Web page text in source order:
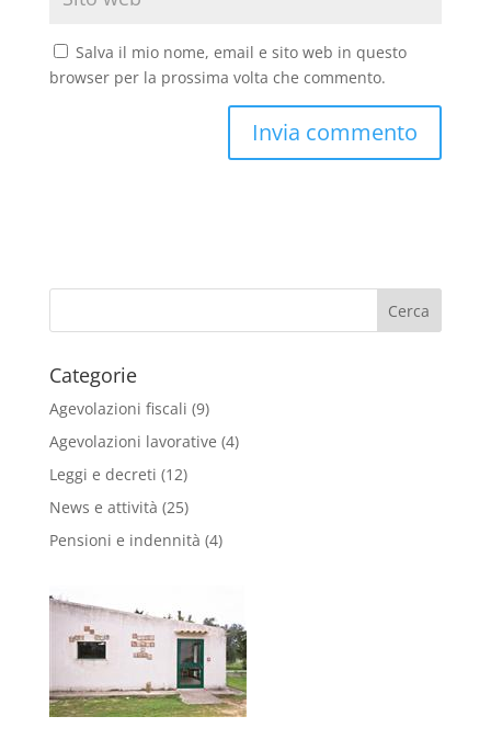
Salva il mio nome, email e sito web in questo
browser per la prossima volta che commento.
Categorie
Agevolazioni fiscali (9)
Agevolazioni lavorative (4)
Leggi e decreti (12)
News e attività (25)
Pensioni e indennità (4)